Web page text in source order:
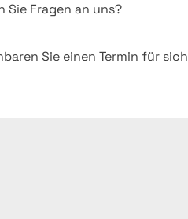
Sie Fragen an uns?
Sie einen Termin für sich